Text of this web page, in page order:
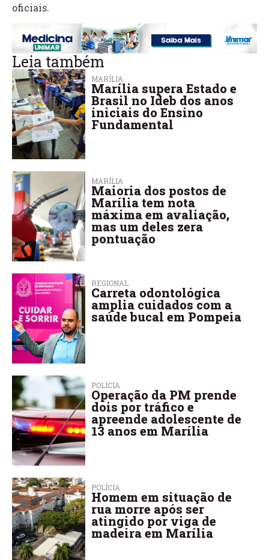
oficiais.
Leia também
MARÍLIA
Marília supera Estado e
Brasil no Ideb dos anos
iniciais do Ensino
Fundamental
MARÍLIA
Maioria dos postos de
Marília tem nota
máxima em avaliação,
mas um deles zera
pontuação
REGIONAL
Carreta odontológica
amplia cuidados com a
saúde bucal em Pompeia
POLÍCIA
Operação da PM prende
dois por tráfico e
apreende adolescente de
13 anos em Marília
POLÍCIA
Homem em situação de
rua morre após ser
atingido por viga de
madeira em Marília